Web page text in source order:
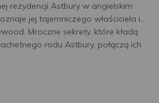
rezydencji Astbury w angielskim
jej tajemniczego właściciela i…
Mroczne sekrety, które kładą
rodu Astbury, połączą ich